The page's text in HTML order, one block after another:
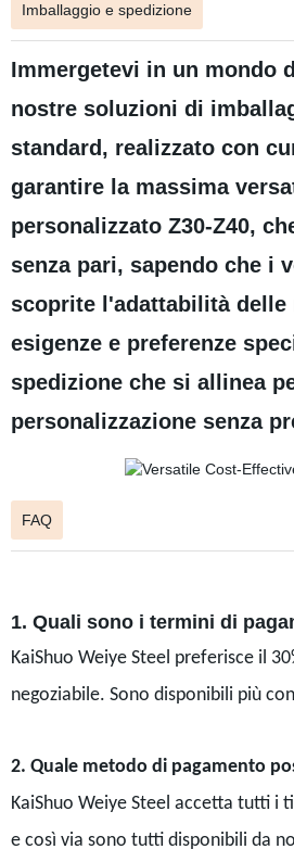
Imballaggio e spedizione
Immergetevi in un mondo
nostre soluzioni di
standard, realizzato con
garantire la massima
personalizzato Z30-Z40,
senza pari, sapendo che i
scoprite l'adattabilità delle
esigenze e preferenze
spedizione che si allinea
personalizzazione senza
FAQ
1. Quali sono i termini di
KaiShuo Weiye Steel preferisce il
negoziabile. Sono disponibili più
2. Quale metodo di pagamento
KaiShuo Weiye Steel accetta tutti i
e così via sono tutti disponibili da